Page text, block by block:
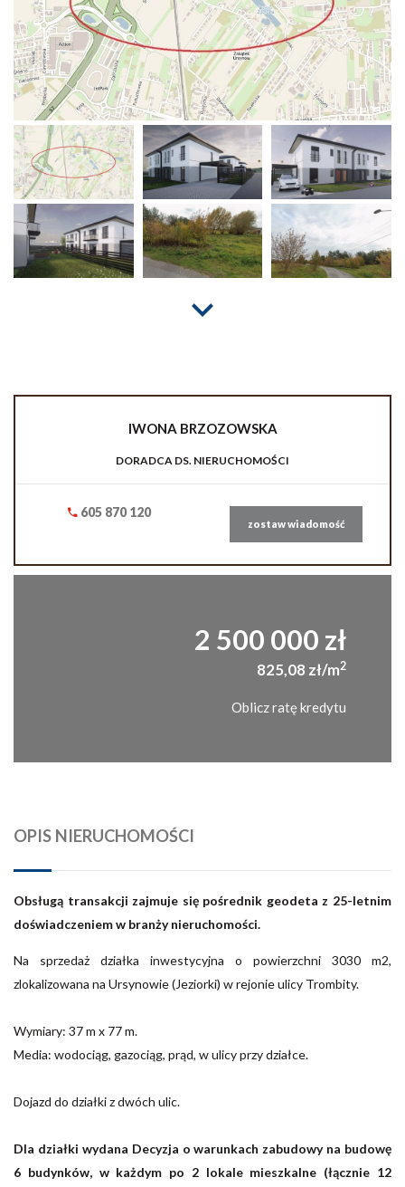
IWONA BRZOZOWSKA
DORADCA DS. NIERUCHOMOŚCI
605 870 120
zostaw wiadomość
2 500 000 zł
825,08 zł/m2
Oblicz ratę kredytu
OPIS NIERUCHOMOŚCI
Obsługą transakcji zajmuje się pośrednik geodeta z 25-letnim
doświadczeniem w branży nieruchomości.
Na sprzedaż działka inwestycyjna o powierzchni 3030 m2,
zlokalizowana na Ursynowie (Jeziorki) w rejonie ulicy Trombity.
Wymiary: 37 m x 77 m.
Media: wodociąg, gazociąg, prąd, w ulicy przy działce.
Dojazd do działki z dwóch ulic.
Dla działki wydana Decyzja o warunkach zabudowy na budowę
6 budynków, w każdym po 2 lokale mieszkalne (łącznie 12